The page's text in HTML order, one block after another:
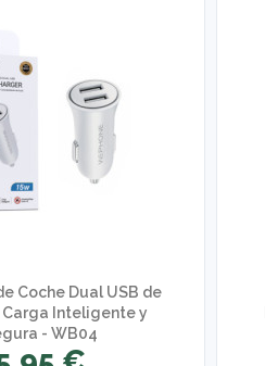
Coche Dual USB de
Carga Inteligente y
- WB04